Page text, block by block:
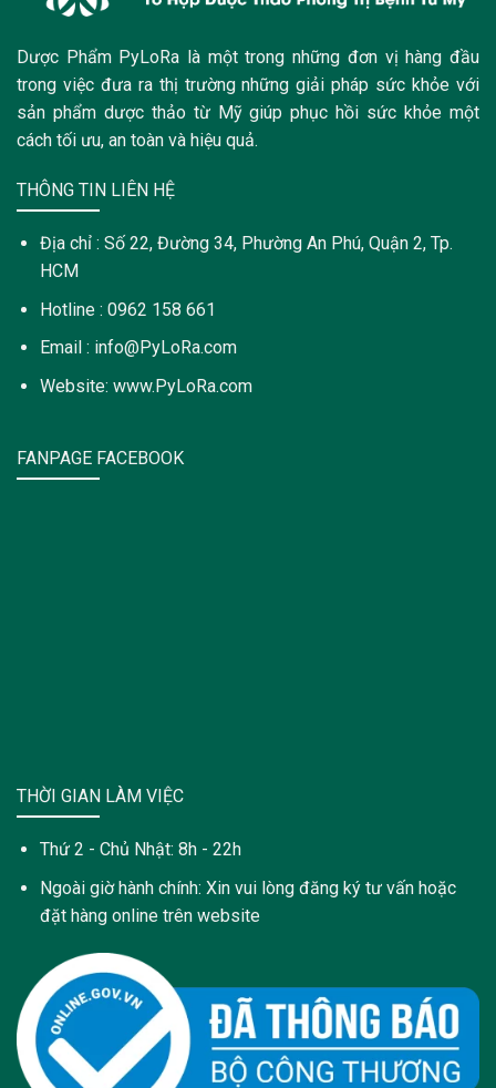
Dược Phẩm PyLoRa là một trong những đơn vị hàng đầu
trong việc đưa ra thị trường những giải pháp sức khỏe với
sản phẩm dược thảo từ Mỹ giúp phục hồi sức khỏe một
cách tối ưu, an toàn và hiệu quả.
THÔNG TIN LIÊN HỆ
Địa chỉ : Số 22, Đường 34, Phường An Phú, Quận 2, Tp.
HCM
Hotline : 0962 158 661
Email : info@PyLoRa.com
Website: www.PyLoRa.com
FANPAGE FACEBOOK
THỜI GIAN LÀM VIỆC
Thứ 2 - Chủ Nhật: 8h - 22h
Ngoài giờ hành chính: Xin vui lòng đăng ký tư vấn hoặc
đặt hàng online trên website